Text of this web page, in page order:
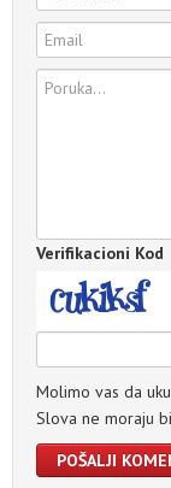
Verifikacioni Kod
Molimo vas da
Slova ne moraju
POŠALJI